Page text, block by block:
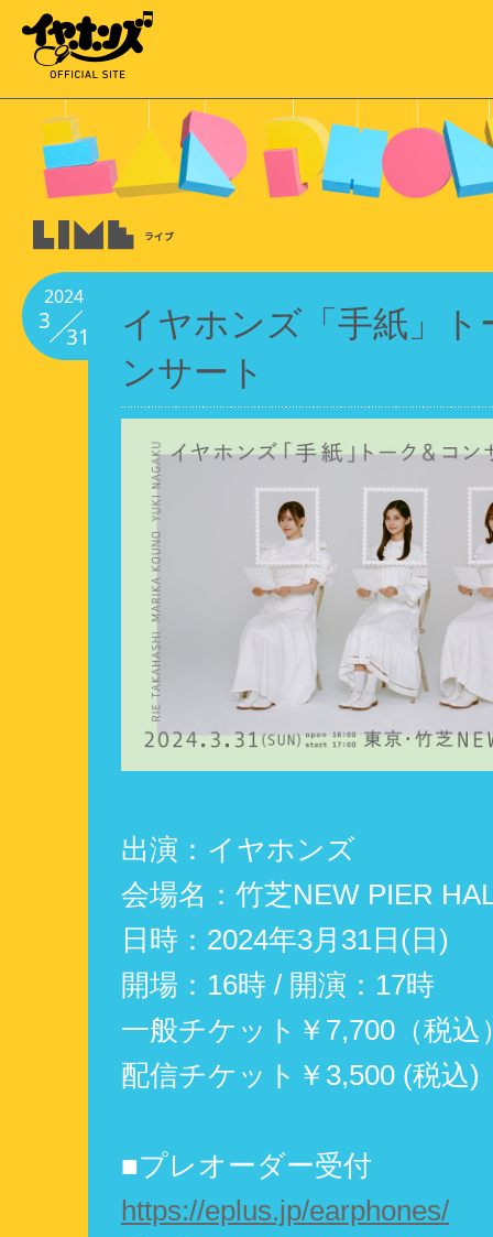
2024
3
31
イヤホンズ「手紙」ト
ンサート
出演：イヤホンズ
会場名：竹芝NEW PIER
日時：2024年3月31日(日)
開場：16時 / 開演：17時
一般チケット￥7,700（税込
配信チケット￥3,500 (税込)
■プレオーダー受付
https://eplus.jp/earphones/